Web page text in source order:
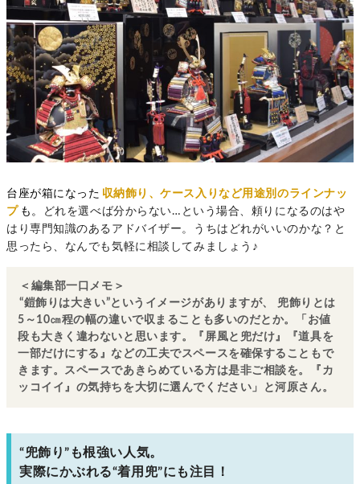
台座が箱になった 収納飾り、ケース入りなど用途別のラインナッ
プ も。
どれを選べば分からない…という場合、頼りになるのはや
はり専門知識のあるアドバイザー。うちはどれがいいのかな？と
思ったら、なんでも気軽に相談してみましょう♪
＜編集部一口メモ＞
“鎧飾りは大きい”というイメージがありますが、
兜飾りとは
5～10㎝程の幅の違いで収まることも多いのだとか。「お値
段も大きく違わないと思います。『屏風と兜だけ』『道具を
一部だけにする』などの工夫でスペースを確保することもで
きます。スペースであきらめている方は是非ご相談を。『カ
ッコイイ』の気持ちを大切に選んでください」と河原さん。
“兜飾り”も根強い人気。
実際にかぶれる“着用兜”にも注目！